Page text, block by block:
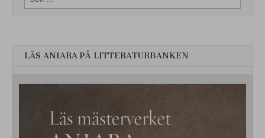
efter:
LÄS ANIARA PÅ LITTERATURBANKEN